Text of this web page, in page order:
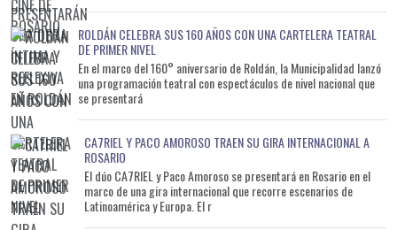
ROLDÁN CELEBRA SUS 160 AÑOS CON UNA CARTELERA TEATRAL
DE PRIMER NIVEL
En el marco del 160° aniversario de Roldán, la Municipalidad lanzó
una programación teatral con espectáculos de nivel nacional que
se presentará
CA7RIEL Y PACO AMOROSO TRAEN SU GIRA INTERNACIONAL A
ROSARIO
El dúo CA7RIEL y Paco Amoroso se presentará en Rosario en el
marco de una gira internacional que recorre escenarios de
Latinoamérica y Europa. El r